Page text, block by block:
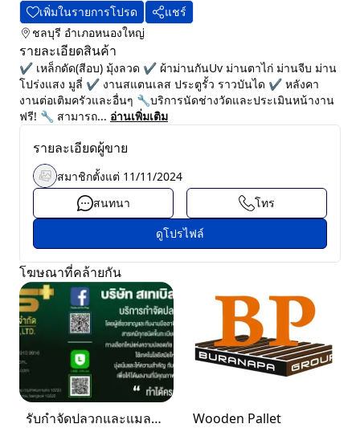
เพิ่มในรายการโปรด
แชร์
ชลบุรี อำเภอหนองใหญ่
รายละเอียดสินค้า
✔️ เหล็กดัด(สีอบ) มุ้งลวด ✔️ ผ้าม่านกันUv ม่านตาไก่ ม่านจีบ ม่าน
โปร่งแสง มูลี่ ✔️ งานสแตนเลส ประตูรั้ว ราวบันได ✔️ หลังคา
งานต่อเติมครัวและอื่นๆ 🔧บริการนัดช่างวัดและประเมินหน้างาน
ฟรี! 🔧 สามารถ... อ่านเพิ่มเติม
รายละเอียดผู้ขาย
สมาชิกตั้งแต่ 11/11/2024
สนทนา
โทร
ดูโปรไฟล์
โฆษณาที่คล้ายกัน
รับกำจัดปลวกและแมลง ในราคาเริ่มเพียง 3,500 บาท
Wooden Pallet